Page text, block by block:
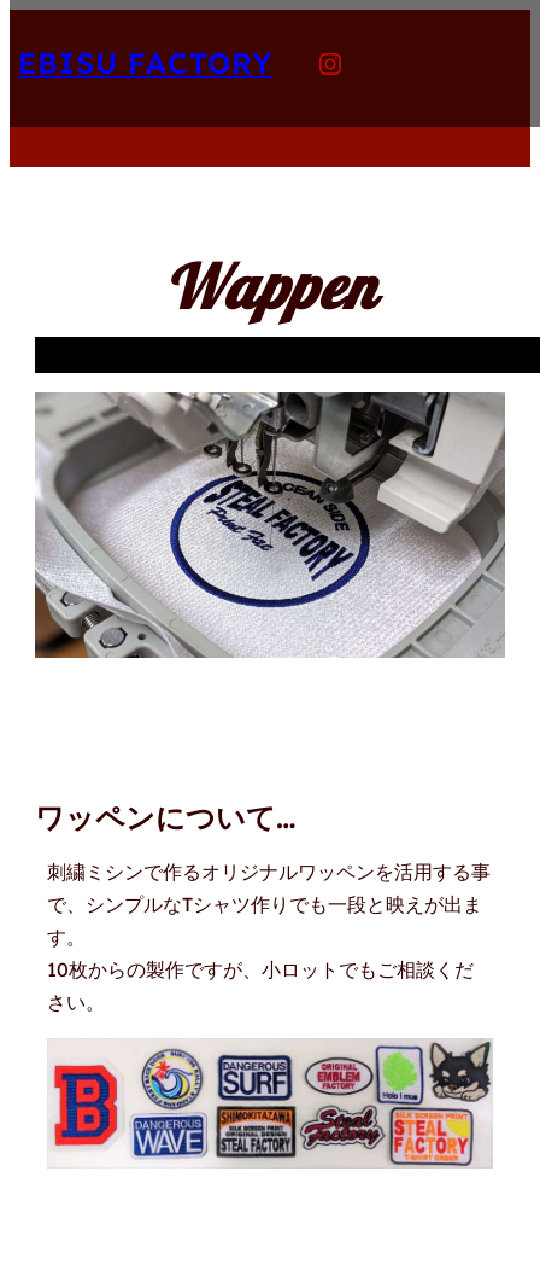
容
ス
EBISU FACTORY Instagram
Wappen
ワッペンについて…
刺繍ミシンで作るオリジナルワッペンを活用する事
で、シンプルなTシャツ作りでも一段と映えが出ま
す。
10枚からの製作ですが、小ロットでもご相談くだ
さい。